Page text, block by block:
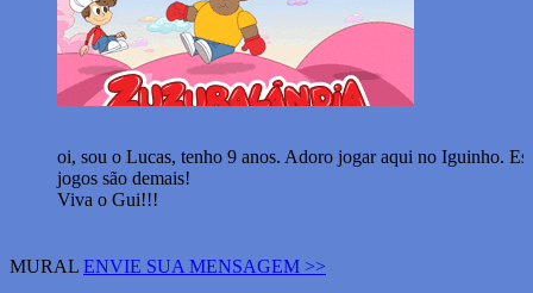
oi, sou o Lucas, tenho 9 anos. Adoro jogar aqui no Iguinho.
jogos são demais!
Viva o Gui!!!
MURAL ENVIE SUA MENSAGEM >>